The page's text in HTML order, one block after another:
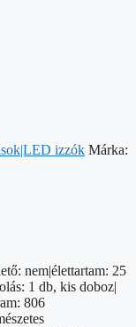
izzók Márka:
nem|élettartam: 25
1 db, kis doboz|
806